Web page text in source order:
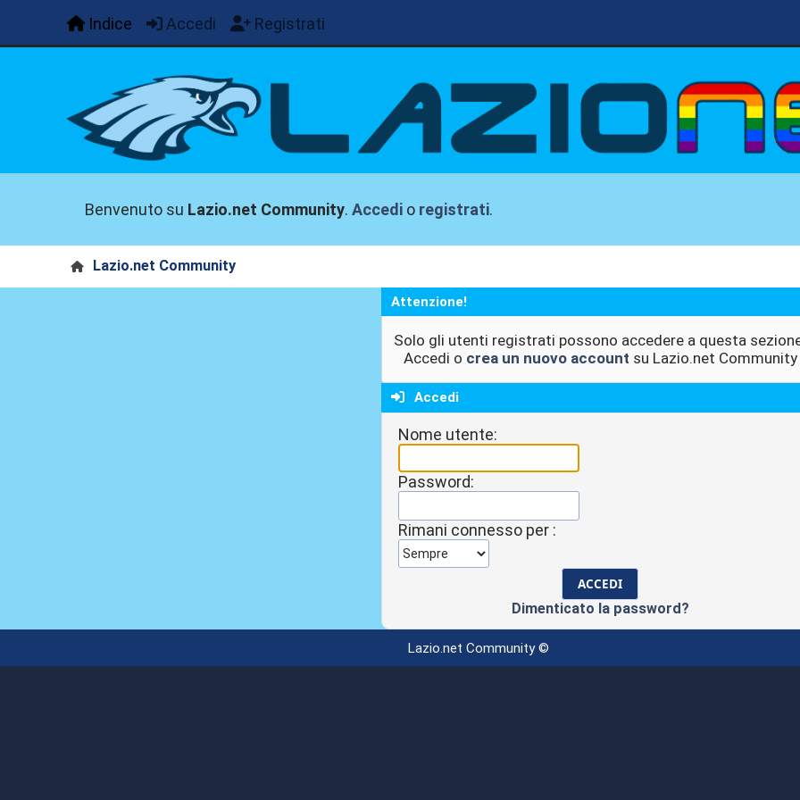
Indice Accedi Registrati
Benvenuto su Lazio.net Community.Accedi o registrati.
Lazio.net Community
Attenzione!
Solo gli utenti registrati possono accedere a questa
Accedi o crea un nuovo account su Lazio.net Community
Accedi
Nome utente:
Password:
Rimani connesso per :
Dimenticato la password?
Lazio.net Community ©